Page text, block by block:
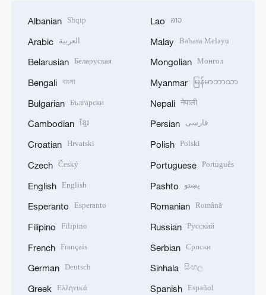
Albanian Shqip
Arabic العربية
Belarusian Беларуская
Bengali বাংলা
Bulgarian Български
Cambodian ខ្មែរ
Croatian Hrvatski
Czech Český
English English
Esperanto Esperanto
Filipino Filipino
French Français
German Deutsch
Greek Ελληνικά
Lao ລາວ
Malay Bahasa Melayu
Mongolian Монгол
Myanmar မြန်မာဘာသာ
Nepali नेपाली
Persian فارسی
Polish Polski
Portuguese Português
Pashto پښتو
Romanian Română
Russian Русский
Serbian Српски
Sinhala සිංහල
Spanish Español